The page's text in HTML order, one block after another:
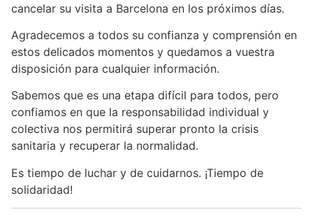
cancelar su visita a Barcelona en los próximos días.
Agradecemos a todos su confianza y comprensión en
estos delicados momentos y quedamos a vuestra
disposición para cualquier información.
Sabemos que es una etapa difícil para todos, pero
confiamos en que la responsabilidad individual y
colectiva nos permitirá superar pronto la crisis
sanitaria y recuperar la normalidad.
Es tiempo de luchar y de cuidarnos. ¡Tiempo de
solidaridad!